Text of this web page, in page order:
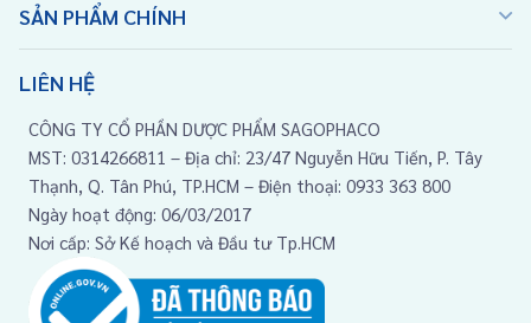
SẢN PHẨM CHÍNH
LIÊN HỆ
CÔNG TY CỔ PHẦN DƯỢC PHẨM SAGOPHACO
MST: 0314266811 – Địa chỉ: 23/47 Nguyễn Hữu Tiến, P. Tây
Thạnh, Q. Tân Phú, TP.HCM – Điện thoại: 0933 363 800
Ngày hoạt động: 06/03/2017
Nơi cấp: Sở Kế hoạch và Đầu tư Tp.HCM